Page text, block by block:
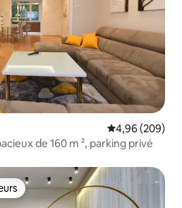
Évaluation
4,96 (209)
de 160 m ², parking privé
les plus appréciés